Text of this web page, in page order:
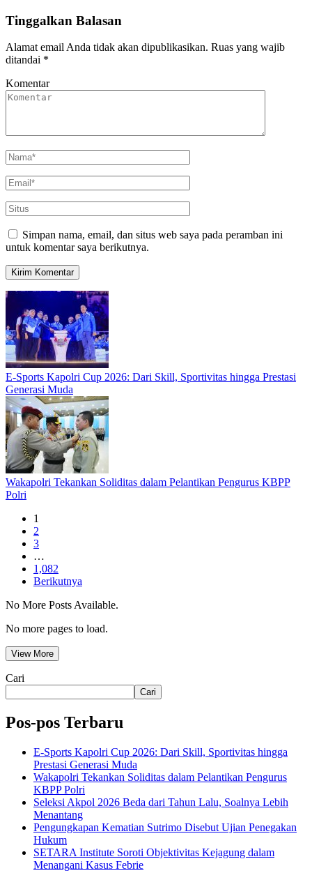
Tinggalkan Balasan
Alamat email Anda tidak akan dipublikasikan. Ruas yang wajib
ditandai *
Komentar
Simpan nama, email, dan situs web saya pada peramban ini
untuk komentar saya berikutnya.
E-Sports Kapolri Cup 2026: Dari Skill, Sportivitas hingga Prestasi
Generasi Muda
Wakapolri Tekankan Soliditas dalam Pelantikan Pengurus KBPP
Polri
1
2
3
…
1,082
Berikutnya
No More Posts Available.
No more pages to load.
View More
Cari
Cari
Pos-pos Terbaru
E-Sports Kapolri Cup 2026: Dari Skill, Sportivitas hingga
Prestasi Generasi Muda
Wakapolri Tekankan Soliditas dalam Pelantikan Pengurus
KBPP Polri
Seleksi Akpol 2026 Beda dari Tahun Lalu, Soalnya Lebih
Menantang
Pengungkapan Kematian Sutrimo Disebut Ujian Penegakan
Hukum
SETARA Institute Soroti Objektivitas Kejagung dalam
Menangani Kasus Febrie